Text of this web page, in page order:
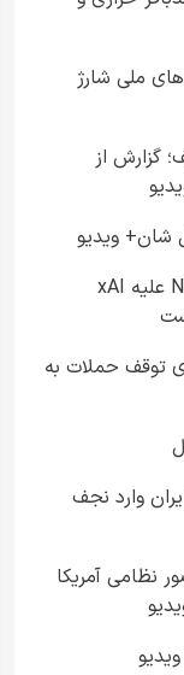
این کدهای ملی شارژ
گزارش از
شان+ ویدیو
وزارت دادگستری آمریکا: شکایت NAACP علیه xAI
توقف حملات به
وارد نجف
نظامی آمریکا